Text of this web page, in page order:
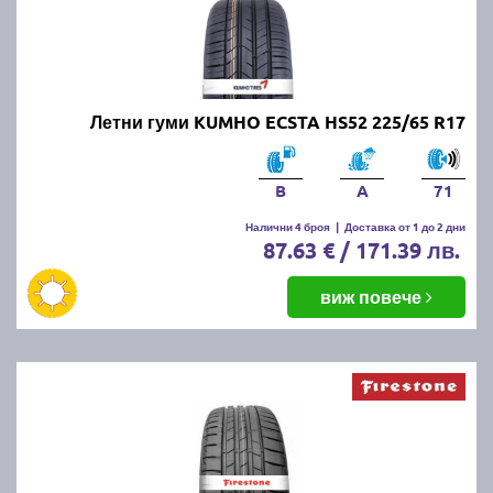
Летни гуми KUMHO ECSTA HS52 225/65 R17
B A 71
Налични 4 броя | Доставка от 1 до 2 дни
87.63 € / 171.39 лв.
виж повече